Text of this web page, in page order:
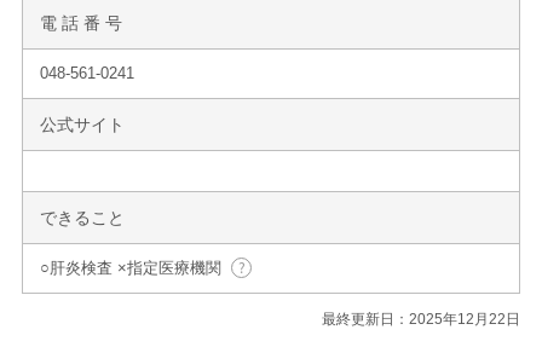
電 話 番 号
048-561-0241
公式サイト
できること
○肝炎検査 ×指定医療機関
最終更新日：2025年12月22日